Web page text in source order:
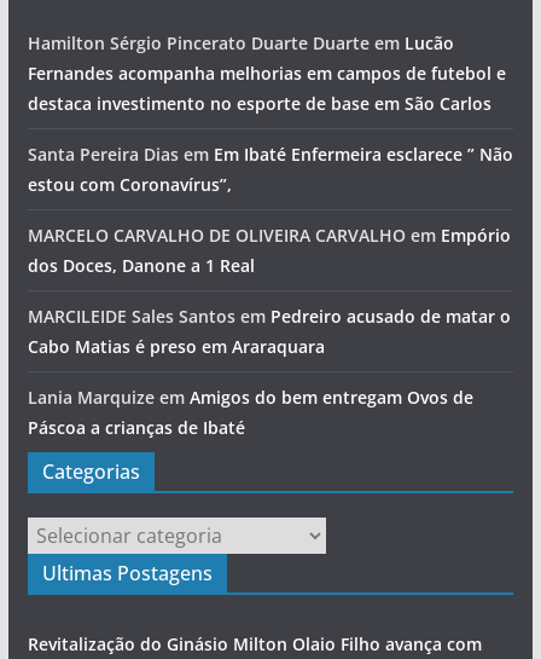
Hamilton Sérgio Pincerato Duarte Duarteem Lucão
Fernandes acompanha melhorias em campos de futebol e
destaca investimento no esporte de base em São Carlos
Santa Pereira Diasem Em Ibaté Enfermeira esclarece ” Não
estou com Coronavírus”,
MARCELO CARVALHO DE OLIVEIRA CARVALHOem Empório
dos Doces, Danone a 1 Real
MARCILEIDE Sales Santosem Pedreiro acusado de matar o
Cabo Matias é preso em Araraquara
Lania Marquizeem Amigos do bem entregam Ovos de
Páscoa a crianças de Ibaté
Categorias
Categorias
Ultimas Postagens
Revitalização do Ginásio Milton Olaio Filho avança com